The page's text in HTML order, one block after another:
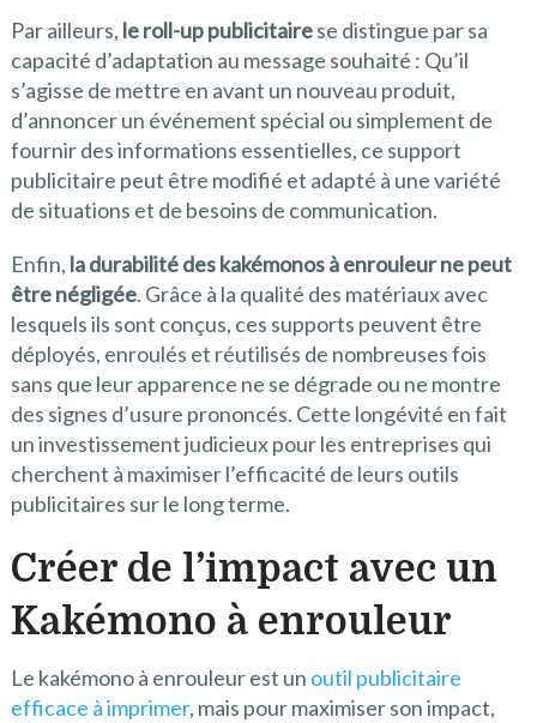
Par ailleurs, le roll-up publicitairese distingue par sa
capacité d’adaptation au message souhaité : Qu’il
s’agisse de mettre en avant un nouveau produit,
d’annoncer un événement spécial ou simplement de
fournir des informations essentielles, ce support
publicitaire peut être modifié et adapté à une variété
de situations et de besoins de communication.
Enfin, la durabilité des kakémonos à enrouleur ne peut
être négligée. Grâce à la qualité des matériaux avec
lesquels ils sont conçus, ces supports peuvent être
déployés, enroulés et réutilisés de nombreuses fois
sans que leur apparence ne se dégrade ou ne montre
des signes d’usure prononcés. Cette longévité en fait
un investissement judicieux pour les entreprises qui
cherchent à maximiser l’efficacité de leurs outils
publicitaires sur le long terme.
Créer de l’impact avec un
Kakémono à enrouleur
Le kakémono à enrouleur est un outil publicitaire
efficace à imprimer, mais pour maximiser son impact,